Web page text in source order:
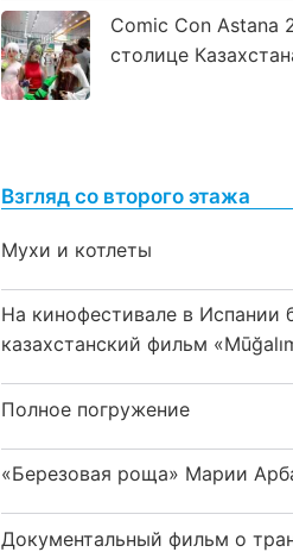
Comic Con Astana
столице
Взгляд со второго этажа
Мухи и котлеты
На кинофестивале в Испании
казахстанский фильм
Полное погружение
«Березовая роща» Марии
Документальный фильм о